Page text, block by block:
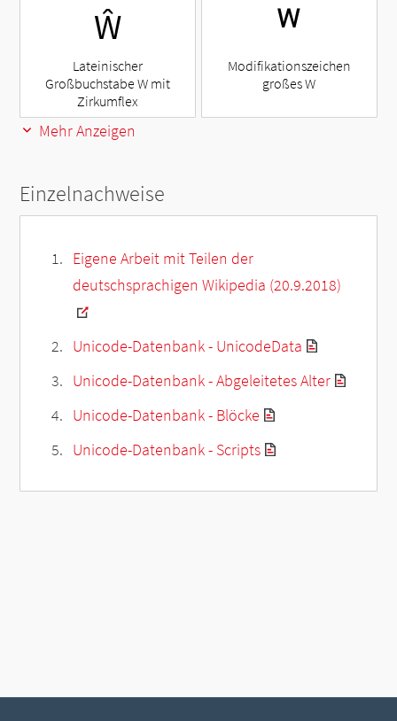
Ŵ
Lateinischer
Großbuchstabe W mit
Zirkumflex
ᵂ
Modifikationszeichen
großes W
Mehr Anzeigen
Einzelnachweise
Eigene Arbeit mit Teilen der
deutschsprachigen Wikipedia (20.9.2018)
Unicode-Datenbank - UnicodeData
Unicode-Datenbank - Abgeleitetes Alter
Unicode-Datenbank - Blöcke
Unicode-Datenbank - Scripts